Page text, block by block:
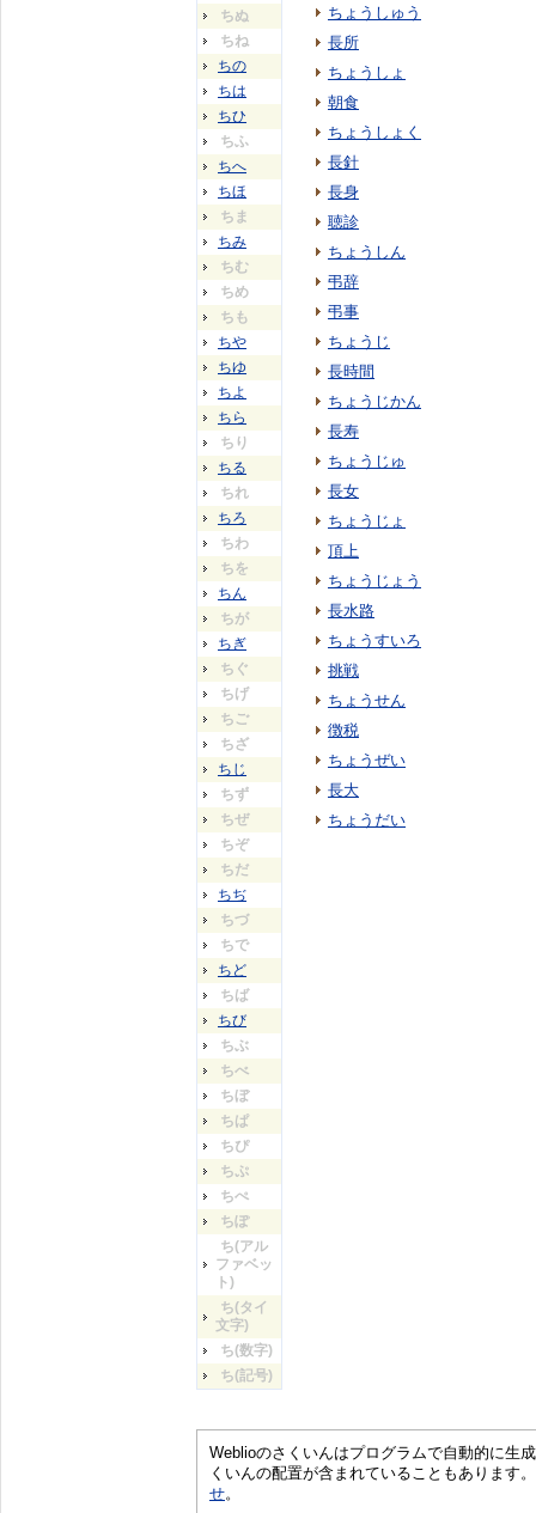
ちぬ
ちね
ちの
ちは
ちひ
ちふ
ちへ
ちほ
ちま
ちみ
ちむ
ちめ
ちも
ちや
ちゆ
ちよ
ちら
ちり
ちる
ちれ
ちろ
ちわ
ちを
ちん
ちが
ちぎ
ちぐ
ちげ
ちご
ちざ
ちじ
ちず
ちぜ
ちぞ
ちだ
ちぢ
ちづ
ちで
ちど
ちば
ちび
ちぶ
ちべ
ちぼ
ちぱ
ちぴ
ちぷ
ちぺ
ちぽ
ち(アル
ファベッ
ト)
ち(タイ
文字)
ち(数字)
ち(記号)
ちょうしゅう
長所
ちょうしょ
朝食
ちょうしょく
長針
長身
聴診
ちょうしん
弔辞
弔事
ちょうじ
長時間
ちょうじかん
長寿
ちょうじゅ
長女
ちょうじょ
頂上
ちょうじょう
長水路
ちょうすいろ
挑戦
ちょうせん
徴税
ちょうぜい
長大
ちょうだい
Weblioのさくいんはプログラムで自動的に生
くいんの配置が含まれていることもあります
せ。